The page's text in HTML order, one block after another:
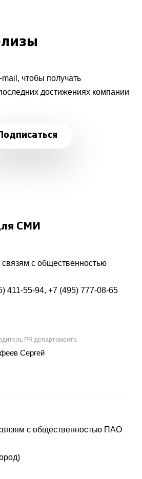
чтобы получать
достижениях компании
СМИ
с общественностью
411-55-94, +7 (495) 777-08-65
PR департамента
Сергей
с общественностью ПАО